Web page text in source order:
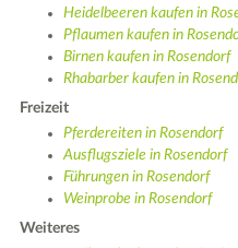
Heidelbeeren kaufen in
Pflaumen kaufen in
Birnen kaufen in Rosendorf
Rhabarber kaufen in
Freizeit
Pferdereiten in Rosendorf
Ausflugsziele in Rosendorf
Führungen in Rosendorf
Weinprobe in Rosendorf
Weiteres